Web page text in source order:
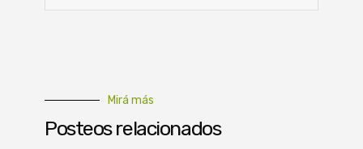
Mirá más
Posteos relacionados